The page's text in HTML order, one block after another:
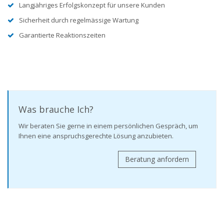
Langjähriges Erfolgskonzept für unsere Kunden
Sicherheit durch regelmässige Wartung
Garantierte Reaktionszeiten
Was brauche Ich?
Wir beraten Sie gerne in einem persönlichen Gespräch, um
Ihnen eine anspruchsgerechte Lösung anzubieten.
Beratung anfordern